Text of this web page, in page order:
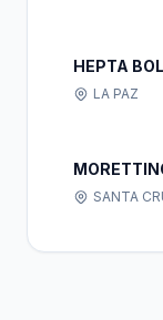
HEPTA
LA PAZ
SANTA